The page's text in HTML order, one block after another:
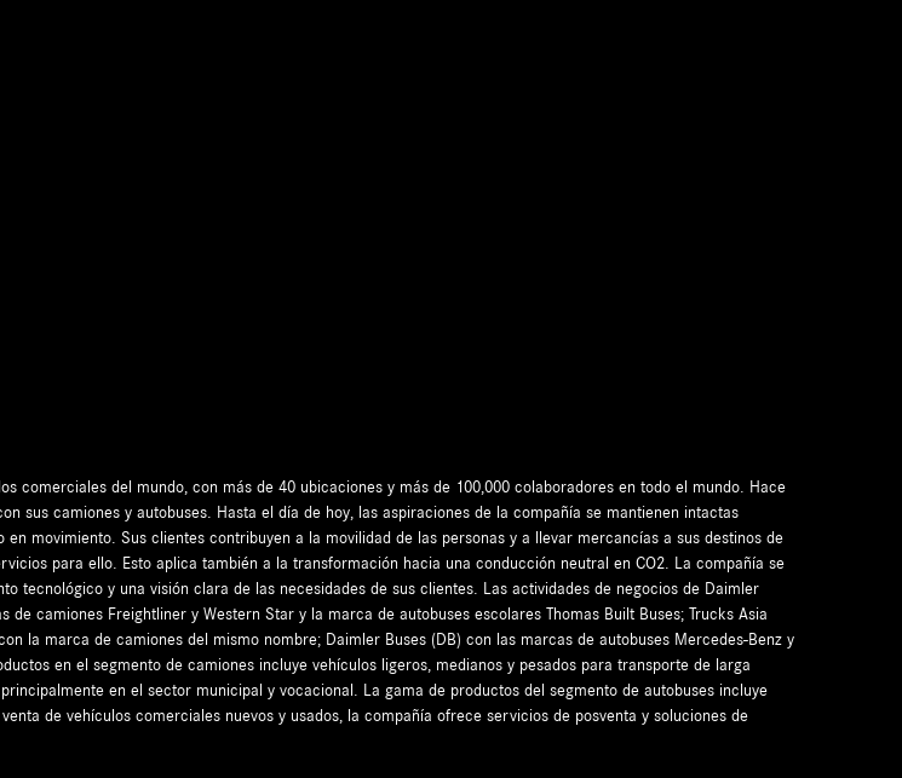
comerciales del mundo, con más de 40 ubicaciones y más de 100,000 colaboradores en todo el mundo. Hace
sus camiones y autobuses. Hasta el día de hoy, las aspiraciones de la compañía se mantienen intactas
movimiento. Sus clientes contribuyen a la movilidad de las personas y a llevar mercancías a sus destinos de
para ello. Esto aplica también a la transformación hacia una conducción neutral en CO2. La compañía se
tecnológico y una visión clara de las necesidades de sus clientes. Las actividades de negocios de Daimler
camiones Freightliner y Western Star y la marca de autobuses escolares Thomas Built Buses; Trucks Asia
la marca de camiones del mismo nombre; Daimler Buses (DB) con las marcas de autobuses Mercedes-Benz y
en el segmento de camiones incluye vehículos ligeros, medianos y pesados para transporte de larga
en el sector municipal y vocacional. La gama de productos del segmento de autobuses incluye
de vehículos comerciales nuevos y usados, la compañía ofrece servicios de posventa y soluciones de